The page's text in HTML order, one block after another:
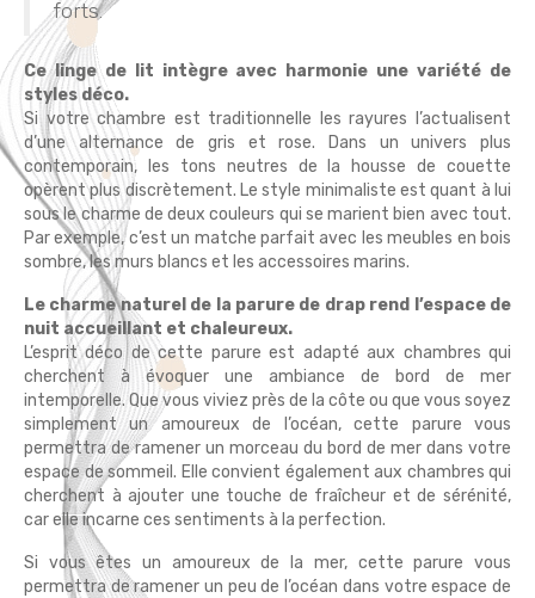
forts.
Ce linge de lit intègre avec harmonie une variété de
styles déco.
Si votre chambre est traditionnelle les rayures l’actualisent
d’une alternance de gris et rose. Dans un univers plus
contemporain, les tons neutres de la housse de couette
opèrent plus discrètement. Le style minimaliste est quant à lui
sous le charme de deux couleurs qui se marient bien avec tout.
Par exemple, c’est un matche parfait avec les meubles en bois
sombre, les murs blancs et les accessoires marins.
Le charme naturel de la parure de drap rend l’espace de
nuit accueillant et chaleureux.
L’esprit déco de cette parure est adapté aux chambres qui
cherchent à évoquer une ambiance de bord de mer
intemporelle. Que vous viviez près de la côte ou que vous soyez
simplement un amoureux de l’océan, cette parure vous
permettra de ramener un morceau du bord de mer dans votre
espace de sommeil. Elle convient également aux chambres qui
cherchent à ajouter une touche de fraîcheur et de sérénité,
car elle incarne ces sentiments à la perfection.
Si vous êtes un amoureux de la mer, cette parure vous
permettra de ramener un peu de l’océan dans votre espace de